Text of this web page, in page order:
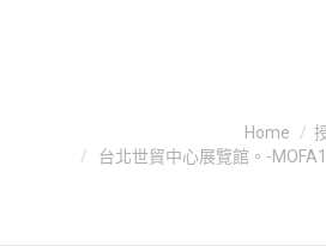
Home
台北世貿中心展覽館。-